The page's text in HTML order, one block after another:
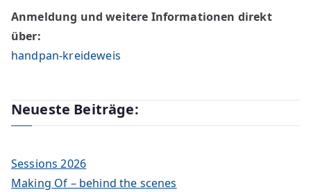
Anmeldung und weitere Informationen direkt
über:
handpan-kreideweis
Neueste Beiträge:
Sessions 2026
Making Of – behind the scenes